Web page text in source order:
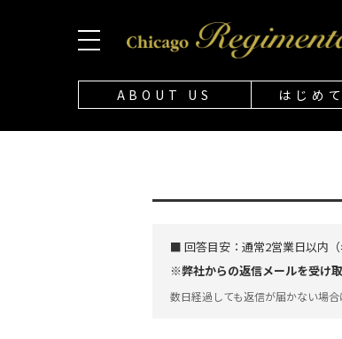
ABOUT US はじめ
■ 回答目安： 通常2営業日以内
※弊社からの返信メールを受け
数日経過しても返信が届かない場